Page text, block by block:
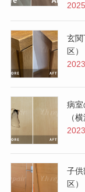
玄関
区）
病室
（
子供
区）